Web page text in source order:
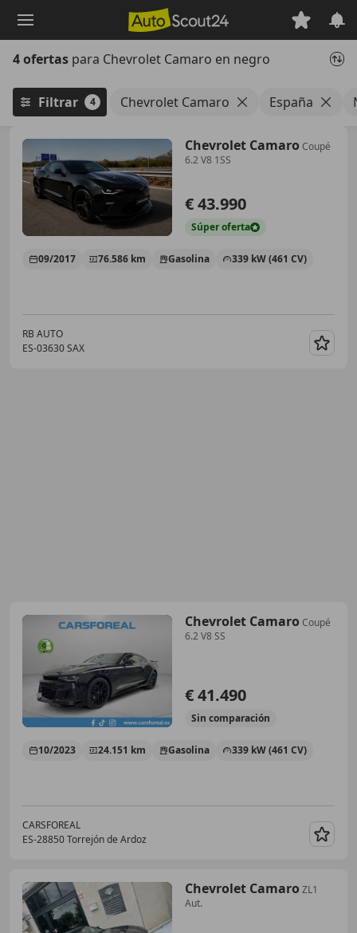
principal
4 ofertas para Chevrolet Camaro en negro
Filtrar 4 Chevrolet Camaro España
Chevrolet Camaro Coupé
6.2 V8 1SS
€ 43.990
Súperoferta
09/2017 76.586 km Gasolina 339 kW (461 CV)
RB AUTO
ES-03630 SAX
Chevrolet Camaro Coupé
6.2 V8 SS
€ 41.490
Sin comparación
10/2023 24.151 km Gasolina 339 kW (461 CV)
CARSFOREAL
ES-28850 Torrejón de Ardoz
Chevrolet Camaro ZL1
Aut.